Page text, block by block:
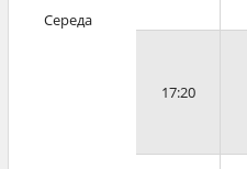
Середа
17:20